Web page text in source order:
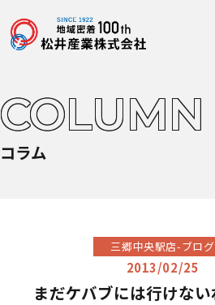
COLUMN
コラム
三郷中央駅店-ブログ
2013/02/25
まだケバブには行けない